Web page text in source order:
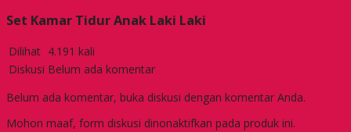
Set Kamar Tidur Anak Laki Laki
Dilihat 4.191 kali
Diskusi Belum ada komentar
Belum ada komentar, buka diskusi dengan komentar Anda.
Mohon maaf, form diskusi dinonaktifkan pada produk ini.